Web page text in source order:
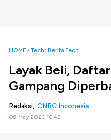
HOME Tech Berita Tech
Layak Beli,
Gampang
Redaksi, CNBC Indonesia
09 May 2023 16:45